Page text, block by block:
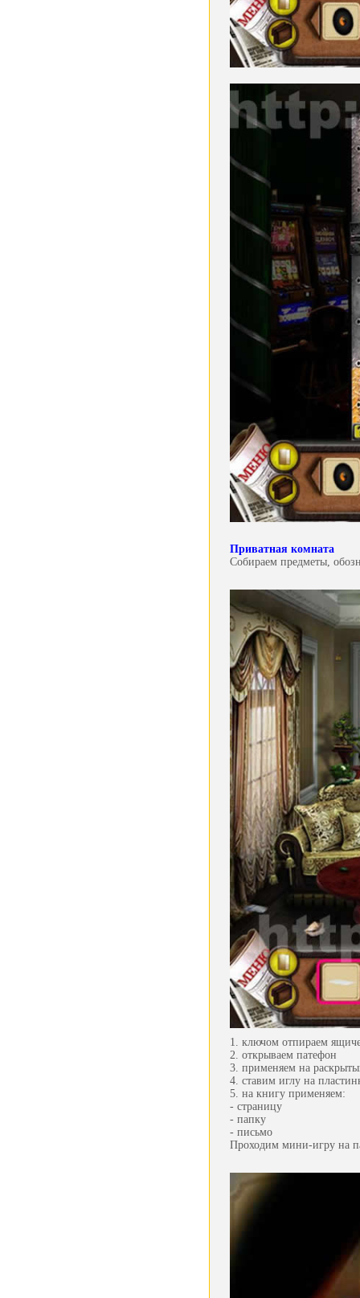
Приватная комната
Собираем предметы,
1. ключом отпираем
2. открываем патефон
3. применяем на
4. ставим иглу на
5. на книгу применяем:
- страницу
- папку
- письмо
Проходим мини-игру на